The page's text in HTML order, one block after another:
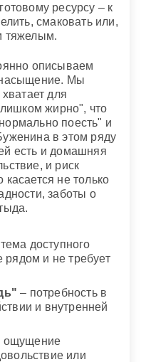
ресурсу – к
смаковать или,
тяжелым.
описываем
насыщение. Мы
для
жирно", что
поесть" и
в этом ряду
есть и домашняя
и риск
не только
заботы о
доступного
рядом и не требует
– потребность в
и внутренней
ощущение
или